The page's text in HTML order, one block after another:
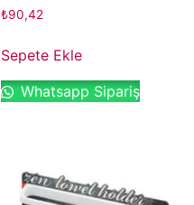
₺90,42
Sepete Ekle
Whatsapp Sipariş